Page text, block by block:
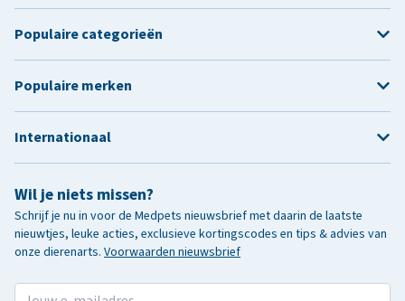
Wil je niets missen?
Schrijf je nu in voor de Medpets nieuwsbrief met daarin de laatste
nieuwtjes, leuke acties, exclusieve kortingscodes en tips & advies van
onze dierenarts. Voorwaarden nieuwsbrief
Populaire categorieën
Populaire merken
Internationaal